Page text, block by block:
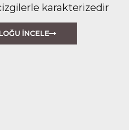
karakterizedir
İNCELE